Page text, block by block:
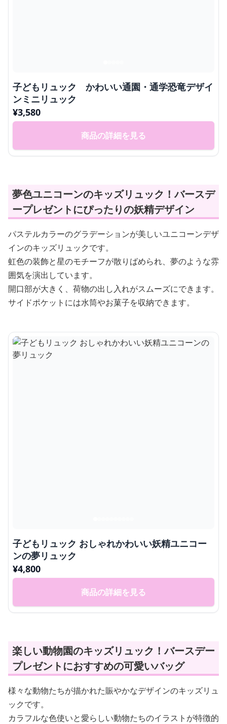
子どもリュック かわいい通園・通学恐竜デザイ
ンミニリュック
¥3,580
商品の詳細を見る
夢色ユニコーンのキッズリュック！バースデ
ープレゼントにぴったりの妖精デザイン
パステルカラーのグラデーションが美しいユニコーンデザ
インのキッズリュックです。
虹色の装飾と星のモチーフが散りばめられ、夢のような雰
囲気を演出しています。
開口部が大きく、荷物の出し入れがスムーズにできます。
サイドポケットには水筒やお菓子を収納できます。
子どもリュック おしゃれかわいい妖精ユニコー
ンの夢リュック
¥4,800
商品の詳細を見る
楽しい動物園のキッズリュック！バースデー
プレゼントにおすすめの可愛いバッグ
様々な動物たちが描かれた賑やかなデザインのキッズリュ
ックです。
カラフルな色使いと愛らしい動物たちのイラストが特徴的